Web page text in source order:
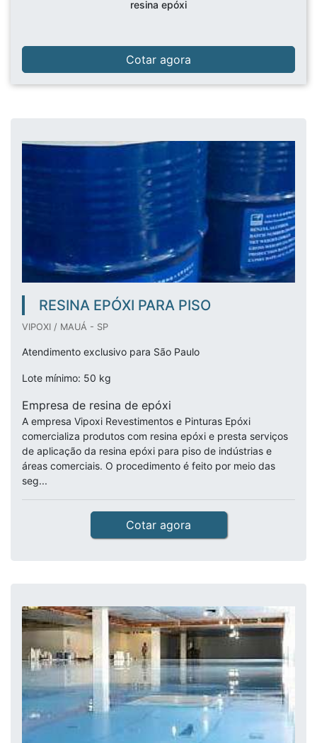
resina epóxi
Cotar agora
RESINA EPÓXI PARA PISO
VIPOXI / MAUÁ - SP
Atendimento exclusivo para São Paulo
Lote mínimo: 50 kg
Empresa de resina de epóxi
A empresa Vipoxi Revestimentos e Pinturas Epóxi
comercializa produtos com resina epóxi e presta serviços
de aplicação da resina epóxi para piso de indústrias e
áreas comerciais. O procedimento é feito por meio das
seg...
Cotar agora